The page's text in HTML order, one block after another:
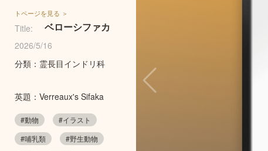
トページを見る ＞
Title: ベローシファカ
2026/5/16
分類：霊長目インドリ科
英題：Verreaux's Sifaka
#動物
#イラスト
#哺乳類
#野生動物